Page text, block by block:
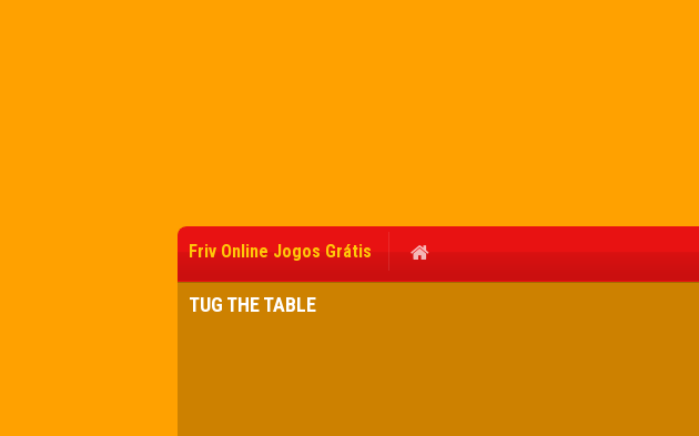
Friv Online Jogos Grátis
TUG THE TABLE